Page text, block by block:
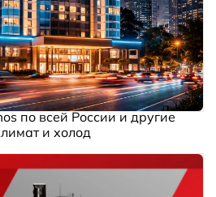
по всей России и другие
и холод